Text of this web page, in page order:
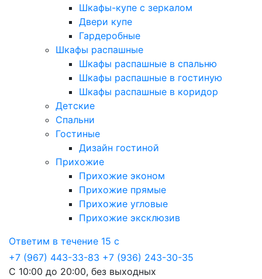
Шкафы-купе с зеркалом
Двери купе
Гардеробные
Шкафы распашные
Шкафы распашные в спальню
Шкафы распашные в гостиную
Шкафы распашные в коридор
Детские
Спальни
Гостиные
Дизайн гостиной
Прихожие
Прихожие эконом
Прихожие прямые
Прихожие угловые
Прихожие эксклюзив
Ответим в течение 15 с
+7 (967) 443-33-83 +7 (936) 243-30-35
С 10:00 до 20:00, без выходных